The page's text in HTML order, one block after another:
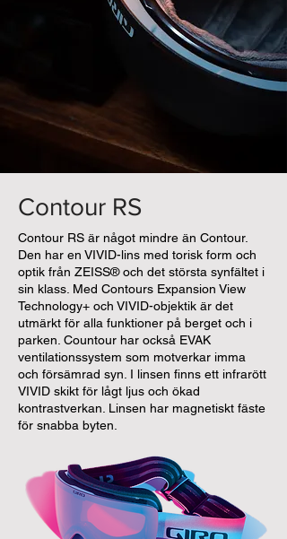
Contour RS
Contour RS är något mindre än Contour.
Den har en VIVID-lins med torisk form och
optik från ZEISS® och det största synfältet i
sin klass. Med Contours Expansion View
Technology+ och VIVID-objektik är det
utmärkt för alla funktioner på berget och i
parken. Countour har också EVAK
ventilationssystem som motverkar imma
och försämrad syn. I linsen finns ett infrarött
VIVID skikt för lågt ljus och ökad
kontrastverkan. Linsen har magnetiskt fäste
för snabba byten.